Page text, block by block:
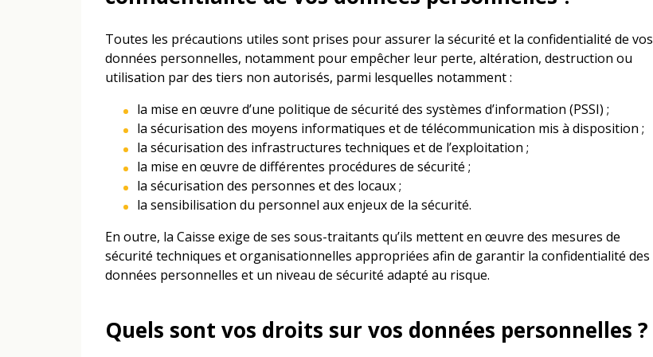
Toutes les précautions utiles sont prises pour assurer la sécurité et la confidentialité de vos
données personnelles, notamment pour empêcher leur perte, altération, destruction ou
utilisation par des tiers non autorisés, parmi lesquelles notamment :
la mise en œuvre d’une politique de sécurité des systèmes d’information (PSSI) ;
la sécurisation des moyens informatiques et de télécommunication mis à disposition ;
la sécurisation des infrastructures techniques et de l’exploitation ;
la mise en œuvre de différentes procédures de sécurité ;
la sécurisation des personnes et des locaux ;
la sensibilisation du personnel aux enjeux de la sécurité.
En outre, la Caisse exige de ses sous-traitants qu’ils mettent en œuvre des mesures de
sécurité techniques et organisationnelles appropriées afin de garantir la confidentialité des
données personnelles et un niveau de sécurité adapté au risque.
Quels sont vos droits sur vos données personnelles ?